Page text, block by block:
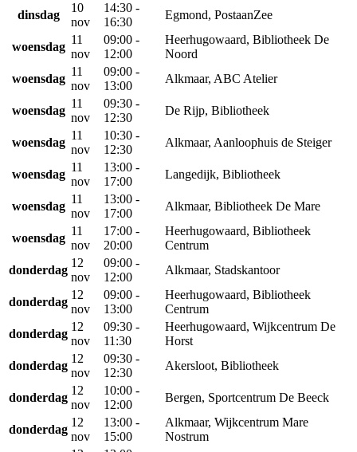
dinsdag
10
nov
14:30 -
16:30
Egmond, PostaanZee
woensdag
11
nov
09:00 -
12:00
Heerhugowaard, Bibliotheek De
Noord
woensdag
11
nov
09:00 -
13:00
Alkmaar, ABC Atelier
woensdag
11
nov
09:30 -
12:30
De Rijp, Bibliotheek
woensdag
11
nov
10:30 -
12:30
Alkmaar, Aanloophuis de Steiger
woensdag
11
nov
13:00 -
17:00
Langedijk, Bibliotheek
woensdag
11
nov
13:00 -
17:00
Alkmaar, Bibliotheek De Mare
woensdag
11
nov
17:00 -
20:00
Heerhugowaard, Bibliotheek
Centrum
donderdag
12
nov
09:00 -
12:00
Alkmaar, Stadskantoor
donderdag
12
nov
09:00 -
13:00
Heerhugowaard, Bibliotheek
Centrum
donderdag
12
nov
09:30 -
11:30
Heerhugowaard, Wijkcentrum De
Horst
donderdag
12
nov
09:30 -
12:30
Akersloot, Bibliotheek
donderdag
12
nov
10:00 -
12:00
Bergen, Sportcentrum De Beeck
donderdag
12
nov
13:00 -
15:00
Alkmaar, Wijkcentrum Mare
Nostrum